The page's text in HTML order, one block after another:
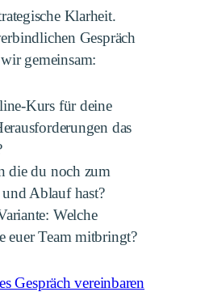
Klarheit.
Gespräch
gemeinsam:
Kurs für deine
das
die du noch zum
Ablauf hast?
Welche
euer Team mitbringt?
Gespräch vereinbaren